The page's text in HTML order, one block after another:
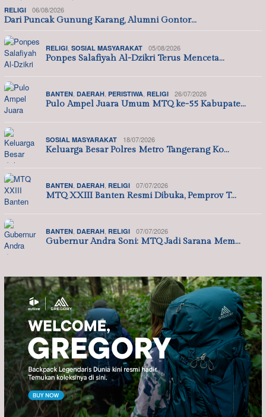
RELIGI 06/08/2026
Dari Puncak Gunung Karang, Alumni Gontor…
RELIGI SOSIAL MASYARAKAT 05/08/2026
Ponpes Salafiyah Al-Dzikri Terus Menceta…
BANTEN DAERAH PERISTIWA RELIGI 26/07/2026
Pulo Ampel Juara Umum MTQ ke-55 Kabupate…
SOSIAL MASYARAKAT 18/07/2026
Keluarga Besar Polres Metro Tangerang Ko…
BANTEN DAERAH RELIGI 07/07/2026
MTQ XXIII Banten Resmi Dibuka, Pemprov T…
BANTEN DAERAH RELIGI 07/07/2026
Gubernur Andra Soni: MTQ Jadi Sarana Mem…